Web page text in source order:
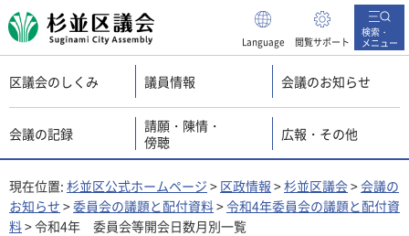
杉並区議会
Language 閲覧サポート
検索・
メニュー
区議会のしくみ 議員情報 会議のお知らせ
会議の記録
請願・陳情・
傍聴
広報・その他
現在位置: 杉並区公式ホームページ > 区政情報 >杉並区議会>会議の
お知らせ >委員会の議題と配付資料>令和4年委員会の議題と配付資
料> 令和4年 委員会等開会日数月別一覧